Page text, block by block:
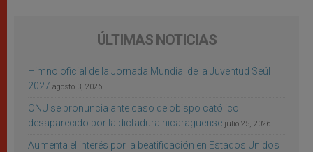
ÚLTIMAS NOTICIAS
Himno oficial de la Jornada Mundial de la Juventud Seúl
2027 agosto 3, 2026
ONU se pronuncia ante caso de obispo católico
desaparecido por la dictadura nicaragüense julio 25, 2026
Aumenta el interés por la beatificación en Estados Unidos